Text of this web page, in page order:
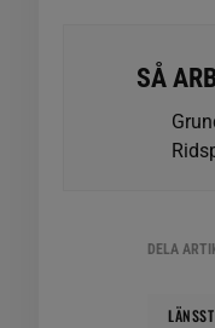
SÅ
DELA